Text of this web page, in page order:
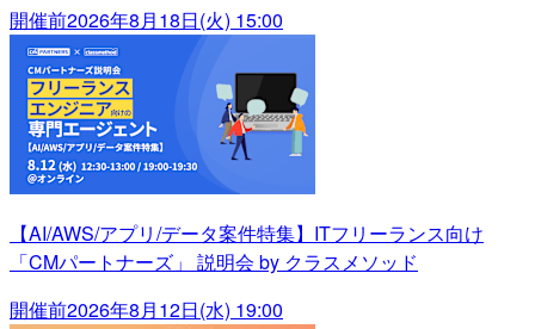
開催前2026年8月18日(火) 15:00
【AI/AWS/アプリ/データ案件特集】ITフリーランス向け
「CMパートナーズ」 説明会 by クラスメソッド
開催前2026年8月12日(水) 19:00